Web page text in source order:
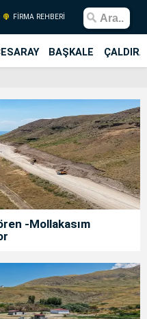
FİRMA REHBERİ
BAŞKALE
-Mollakasım